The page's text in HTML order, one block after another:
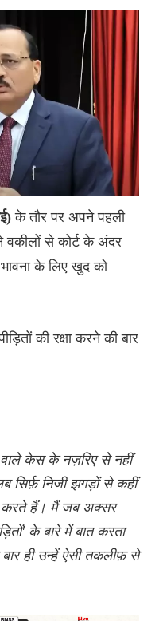
के तौर पर अपने पहली
वकीलों से कोर्ट के अंदर
के लिए खुद को
की रक्षा करने की बार
वाले केस के नज़रिए से नहीं
सिर्फ़ निजी झगड़ों से कहीं
करते हैं। मैं जब अक्सर
के बारे में बात करता
ही उन्हें ऐसी तकलीफ़ से